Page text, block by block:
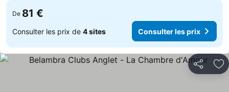
De 81 €
Consulter les prix de 4 sites Consulter les prix
Partager